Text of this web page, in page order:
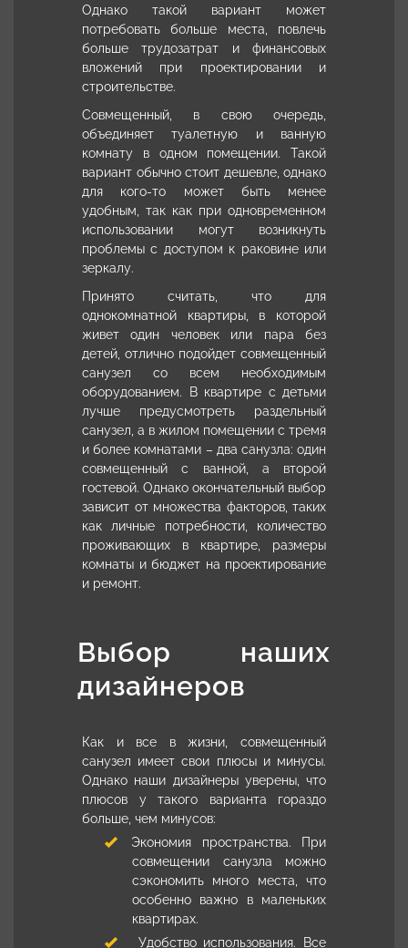
Однако такой вариант может
потребовать больше места, повлечь
больше трудозатрат и финансовых
вложений при проектировании и
строительстве.
Совмещенный, в свою очередь,
объединяет туалетную и ванную
комнату в одном помещении. Такой
вариант обычно стоит дешевле, однако
для кого-то может быть менее
удобным, так как при одновременном
использовании могут возникнуть
проблемы с доступом к раковине или
зеркалу.
Принято считать, что для
однокомнатной квартиры, в которой
живет один человек или пара без
детей, отлично подойдет совмещенный
санузел со всем необходимым
оборудованием. В квартире с детьми
лучше предусмотреть раздельный
санузел, а в жилом помещении с тремя
и более комнатами – два санузла: один
совмещенный с ванной, а второй
гостевой. Однако окончательный выбор
зависит от множества факторов, таких
как личные потребности, количество
проживающих в квартире, размеры
комнаты и бюджет на проектирование
и ремонт.
Выбор наших
дизайнеров
Как и все в жизни, совмещенный
санузел имеет свои плюсы и минусы.
Однако наши дизайнеры уверены, что
плюсов у такого варианта гораздо
больше, чем минусов:
Экономия пространства. При
совмещении санузла можно
сэкономить много места, что
особенно важно в маленьких
квартирах.
Удобство использования. Все